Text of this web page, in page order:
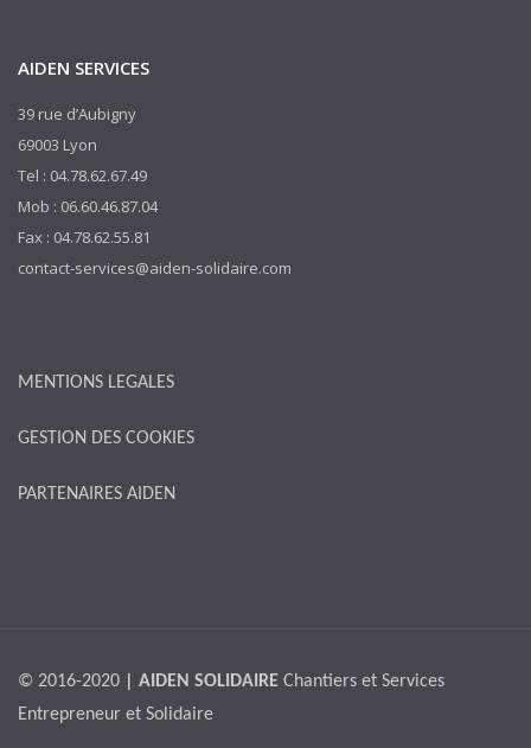
AIDEN SERVICES
39 rue d’Aubigny
69003 Lyon
Tel : 04.78.62.67.49
Mob : 06.60.46.87.04
Fax : 04.78.62.55.81
contact-services@aiden-solidaire.com
MENTIONS LEGALES
GESTION DES COOKIES
PARTENAIRES AIDEN
© 2016-2020 | AIDEN SOLIDAIRE Chantiers et Services
Entrepreneur et Solidaire